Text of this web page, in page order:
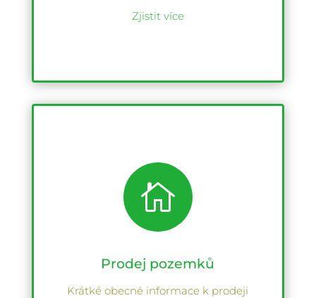
Zjistit více

Prodej pozemků
Krátké obecné informace k prodeji